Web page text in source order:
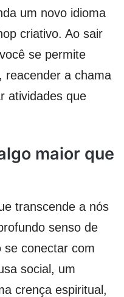
um novo idioma
criativo. Ao sair
se permite
reacender a chama
atividades que
maior que
transcende a nós
senso de
se conectar com
social, um
crença espiritual,